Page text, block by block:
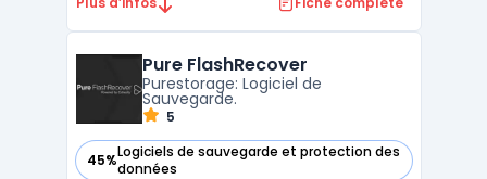
entre clusters ou environnements, en
s’appuyant sur l’AP ...
Pure FlashRecover
Purestorage: Logiciel de
Sauvegarde.
5
45%Logiciels de sauvegarde et protection des
données
— voir Pure FlashRecover dans cette catégorie